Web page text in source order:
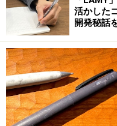
活かした
開発秘話